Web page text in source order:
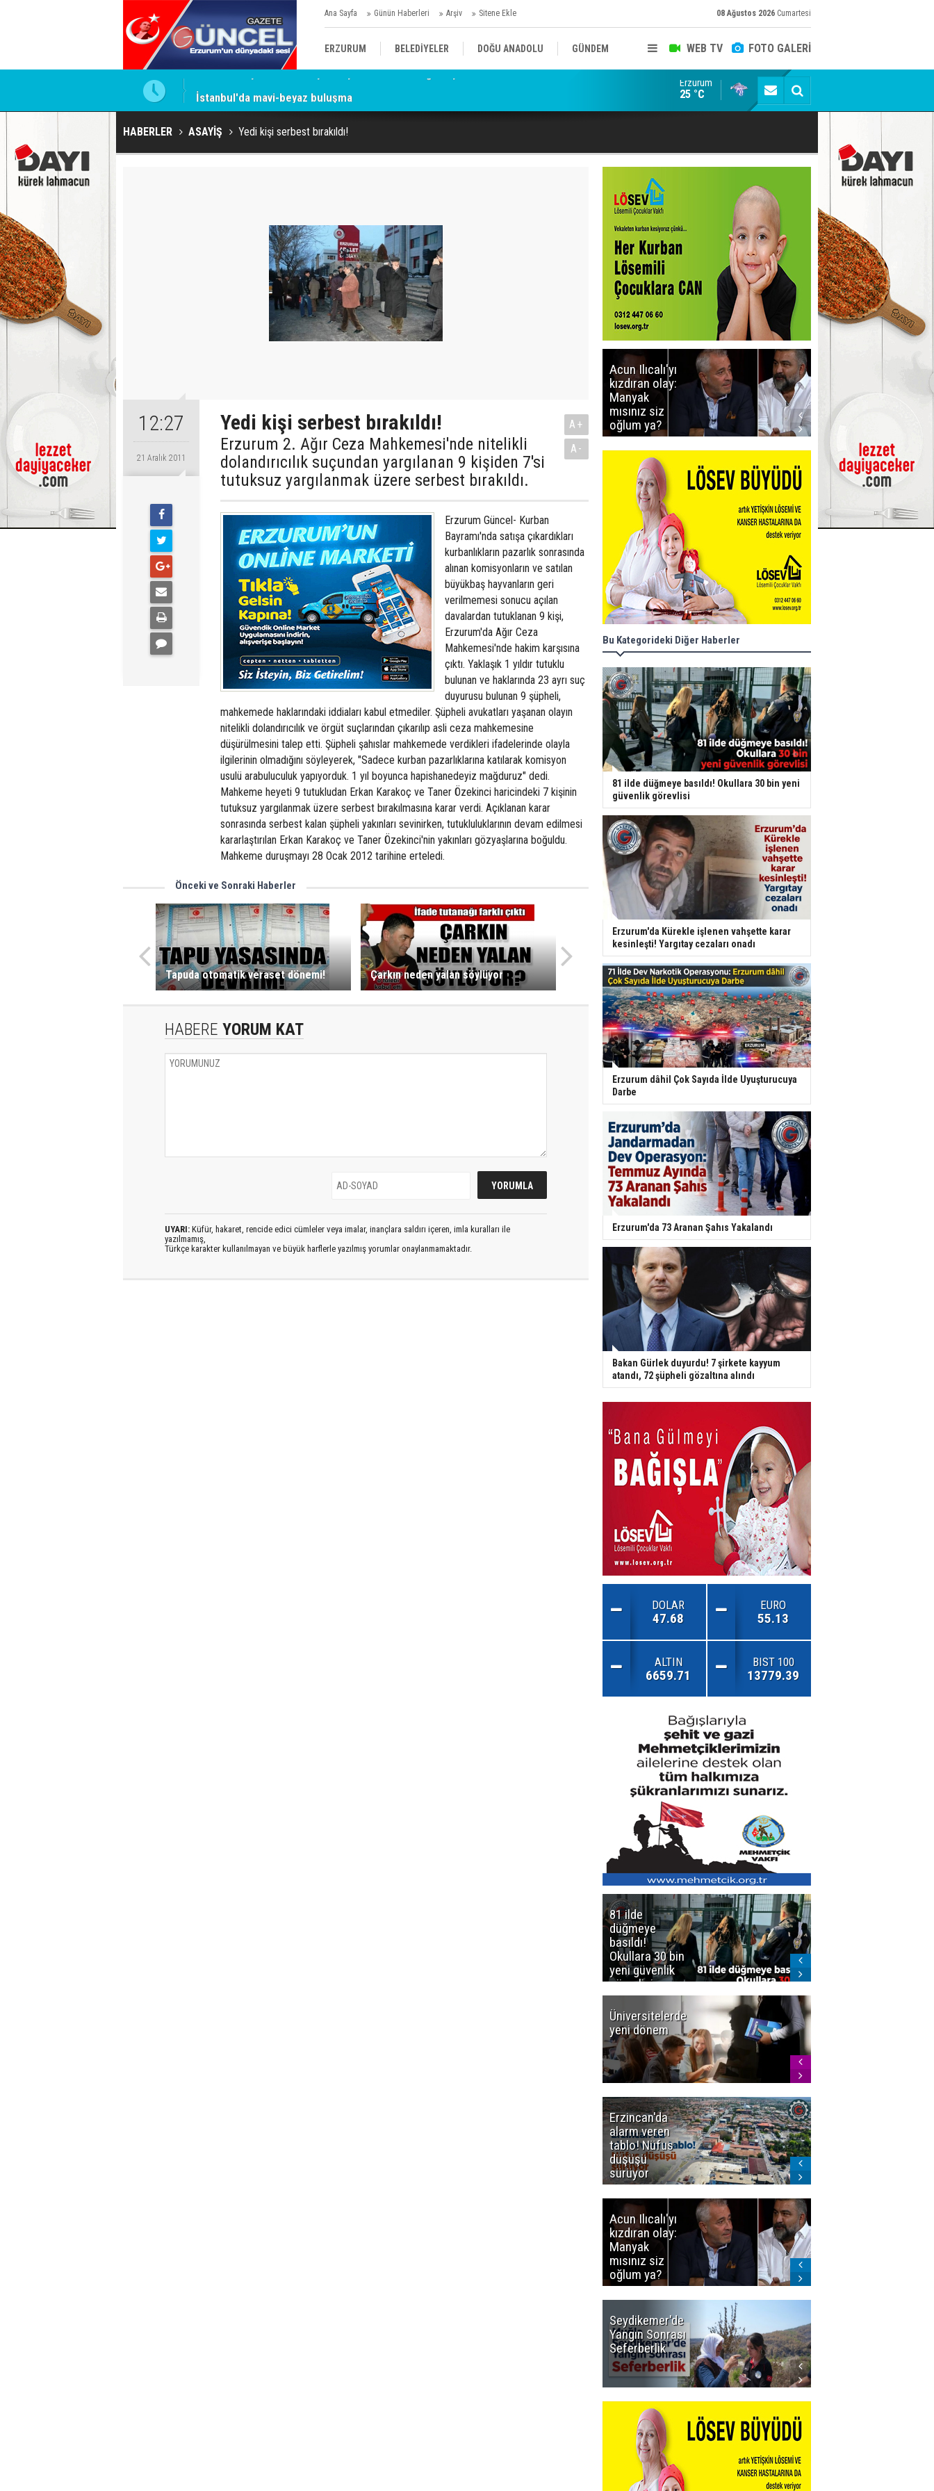
Ana Sayfa Günün Haberleri Arşiv Sitene Ekle 08 Ağustos 2026 Cumartesi
WEB TV FOTO GALERİ
ERZURUM BELEDİYELER DOĞU ANADOLU GÜNDEM
KÜLTÜR/SANAT//MAĞAZİN
İstanbul'da mavi-beyaz buluşma Erzurumspor Store'de yoğunluk
Erzurum
25 °C
HABERLER ASAYİŞ Yedi kişi serbest bırakıldı!
12:27
21 Aralık 2011
Yedi kişi serbest bırakıldı!
Erzurum 2. Ağır Ceza Mahkemesi'nde nitelikli
dolandırıcılık suçundan yargılanan 9 kişiden 7'si
tutuksuz yargılanmak üzere serbest bırakıldı.
A+
A-
Erzurum Güncel- Kurban
Bayramı'nda satışa çıkardıkları
kurbanlıkların pazarlık sonrasında
alınan komisyonların ve satılan
büyükbaş hayvanların geri
verilmemesi sonucu açılan
davalardan tutuklanan 9 kişi,
Erzurum'da Ağır Ceza
Mahkemesi'nde hakim karşısına
çıktı. Yaklaşık 1 yıldır tutuklu
bulunan ve haklarında 23 ayrı suç
duyurusu bulunan 9 şüpheli,
mahkemede haklarındaki iddiaları kabul etmediler. Şüpheli avukatları yaşanan olayın
nitelikli dolandırıcılık ve örgüt suçlarından çıkarılıp asli ceza mahkemesine
düşürülmesini talep etti. Şüpheli şahıslar mahkemede verdikleri ifadelerinde olayla
ilgilerinin olmadığını söyleyerek, "Sadece kurban pazarlıklarına katılarak komisyon
usulü arabuluculuk yapıyorduk. 1 yıl boyunca hapishanedeyiz mağduruz" dedi.
Mahkeme heyeti 9 tutukludan Erkan Karakoç ve Taner Özekinci haricindeki 7 kişinin
tutuksuz yargılanmak üzere serbest bırakılmasına karar verdi. Açıklanan karar
sonrasında serbest kalan şüpheli yakınları sevinirken, tutukluluklarının devam edilmesi
kararlaştırılan Erkan Karakoç ve Taner Özekinci'nin yakınları gözyaşlarına boğuldu.
Mahkeme duruşmayı 28 Ocak 2012 tarihine erteledi.
Önceki ve Sonraki Haberler
Tapuda otomatik veraset dönemi! Çarkın neden yalan söylüyor
HABERE YORUM KAT
UYARI: Küfür, hakaret, rencide edici cümleler veya imalar, inançlara saldırı içeren, imla kuralları ile
yazılmamış,
Türkçe karakter kullanılmayan ve büyük harflerle yazılmış yorumlar onaylanmamaktadır.
Acun Ilıcalı'yı
kızdıran olay:
Manyak
mısınız siz
oğlum ya?
buluşma
Bu Kategorideki Diğer Haberler
81 ilde düğmeye basıldı! Okullara 30 bin yeni
güvenlik görevlisi
Erzurum'da Kürekle işlenen vahşette karar
kesinleşti! Yargıtay cezaları onadı
Erzurum dâhil Çok Sayıda İlde Uyuşturucuya
Darbe
Erzurum'da 73 Aranan Şahıs Yakalandı
Bakan Gürlek duyurdu! 7 şirkete kayyum
atandı, 72 şüpheli gözaltına alındı
DOLAR
47.68
EURO
55.13
ALTIN
6659.71
BIST 100
13779.39
81 ilde
düğmeye
basıldı!
Okullara 30 bin
yeni güvenlik
görevlisi
Üniversitelerde
yeni dönem
Erzincan'da
alarm veren
tablo! Nüfus
düşüşü
sürüyor
Acun Ilıcalı'yı
kızdıran olay:
Manyak
mısınız siz
oğlum ya?
Seydikemer'de
Yangın Sonrası
Seferberlik